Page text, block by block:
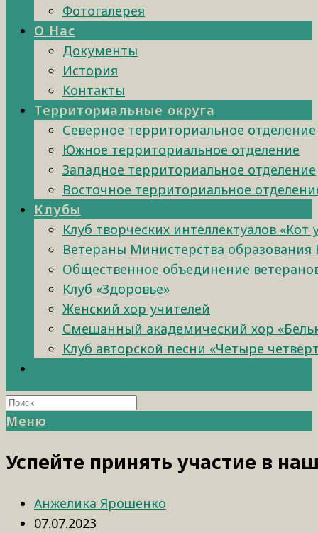
Фотогалерея
О Нас
Документы
История
Контакты
Территориальные округа
Северное территориальное отделение
Южное территориальное отделение
Западное территориальное отделение
Восточное территориальное
Клубы
Клуб творческих интеллектуалов «Кот
Ветераны Министерства образования
Общественное объединение
Клуб «Здоровье»
Женский хор учителей
Смешанный академический хор
Клуб авторской песни «Четыре
Меню
Успейте принять участие в
Анжелика Ярошенко
07.07.2023